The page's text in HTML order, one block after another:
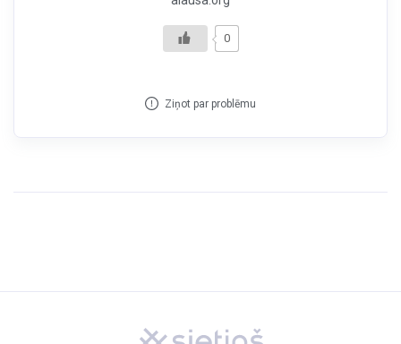
0
Ziņot par problēmu